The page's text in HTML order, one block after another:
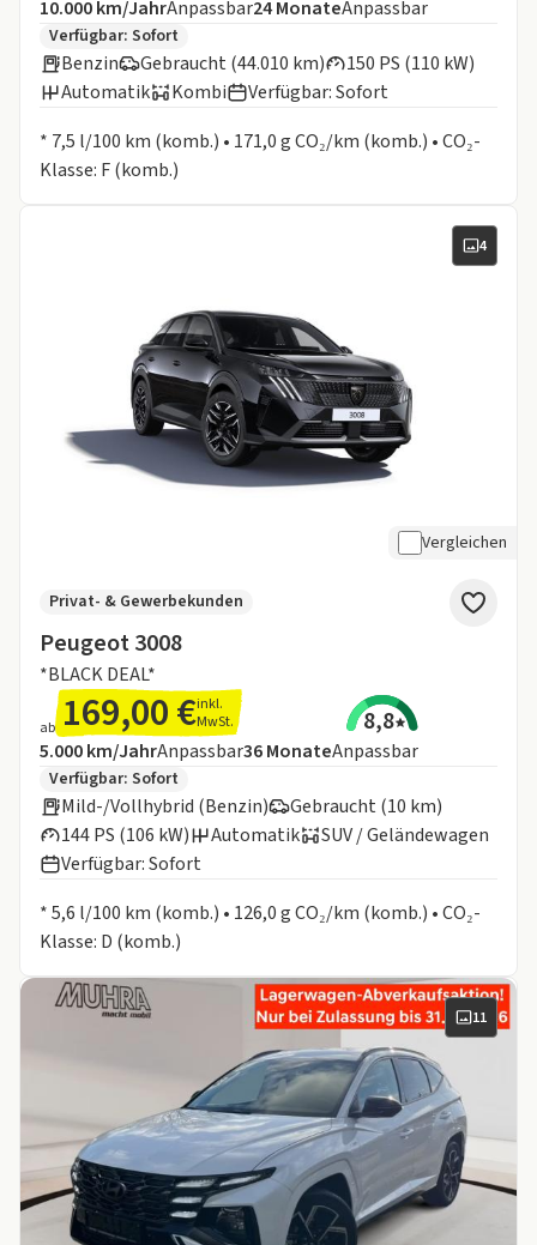
Angebotsdetails:
Inklusive Laufleistung
10.000 km/JahrAnpassbarLaufzeit
24MonateAnpassbar
Zusätzliche Fahrzeuginformationen:
Verfügbar: Sofort
Benzin Gebraucht (44.010 km)
150 PS (110 kW)
Automatik
Kombi
Verfügbar: Sofort
* 7,5 l/100 km (komb.) • 171,0 g CO₂/km (komb.) • CO₂-
Klasse: F (komb.)
4
Vergleichen
Peugeot 3008
*BLACK DEAL*
Privat- & Gewerbekunden
ab 169,00 €inkl.
MwSt.
8,8
Angebotsdetails:
Inklusive Laufleistung
5.000 km/JahrAnpassbarLaufzeit
36MonateAnpassbar
Zusätzliche Fahrzeuginformationen:
Verfügbar: Sofort
Mild-/Vollhybrid (Benzin)
Gebraucht (10 km)
144 PS (106 kW)
Automatik
SUV / Geländewagen
Verfügbar: Sofort
* 5,6 l/100 km (komb.) • 126,0 g CO₂/km (komb.) • CO₂-
Klasse: D (komb.)
11